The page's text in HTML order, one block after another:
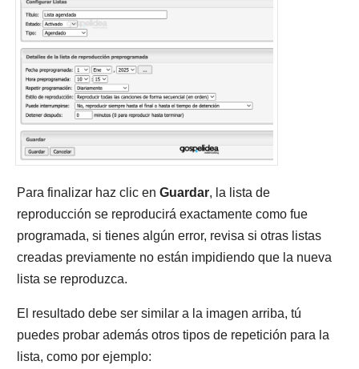
Para finalizar haz clic en Guardar, la lista de
reproducción se reproducirá exactamente como fue
programada, si tienes algún error, revisa si otras listas
creadas previamente no están impidiendo que la nueva
lista se reproduzca.
El resultado debe ser similar a la imagen arriba, tú
puedes probar además otros tipos de repetición para la
lista, como por ejemplo: